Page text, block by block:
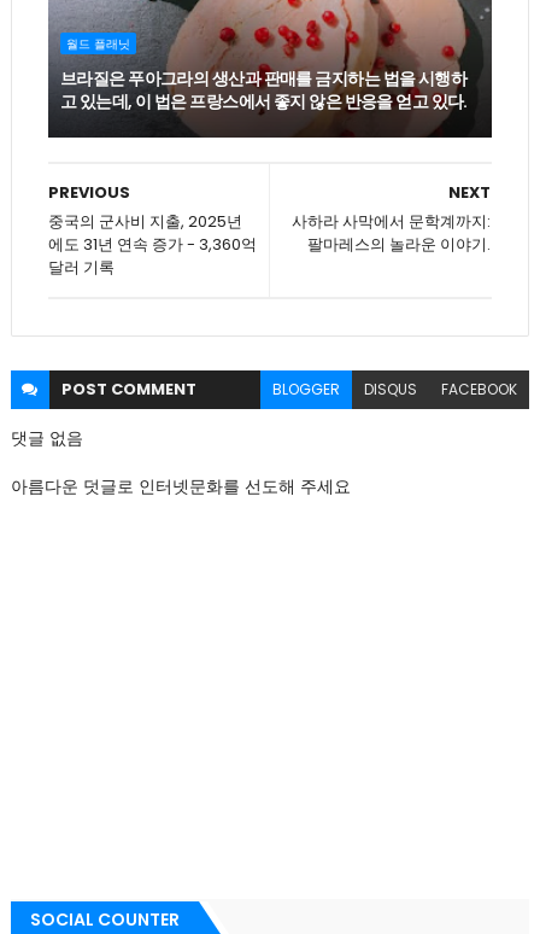
월드 플래닛
브라질은 푸아그라의 생산과 판매를 금지하는 법을 시행하
고 있는데, 이 법은 프랑스에서 좋지 않은 반응을 얻고 있다.
NEXT
사하라 사막에서 문학계까지:
팔마레스의 놀라운 이야기.
PREVIOUS
중국의 군사비 지출, 2025년
에도 31년 연속 증가 - 3,360억
달러 기록
POST COMMENT BLOGGER DISQUS FACEBOOK
댓글 없음
아름다운 덧글로 인터넷문화를 선도해 주세요
SOCIAL COUNTER